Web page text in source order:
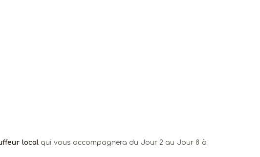
localqui vous accompagnera du Jour 2 au Jour 8 à